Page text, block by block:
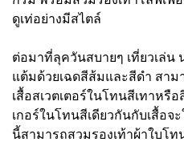
ดูเท่อย่างมีสไตล์
ต่อมาที่ลุควันสบายๆ เที่ยวเล่
แต้มด้วยเฉดสีส้มและสีดำ สา
เสื้อสเวตเตอร์ในโทนสีเทาหรื
เกอร์ในโทนสีเดียวกันกับเสื้อ
นี้สามารถสวมรองเท้าผ้าใบโ